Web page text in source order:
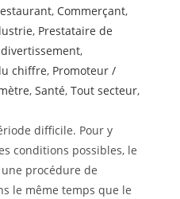
, Commerçant,
, Prestataire de
,
chiffre, Promoteur /
,Santé,Tout secteur,
difficile. Pour y
conditions possibles, le
procédure de
le même temps que le